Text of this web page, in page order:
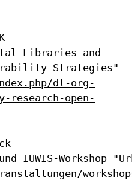
Libraries and
Strategies"
dl-org-
open-